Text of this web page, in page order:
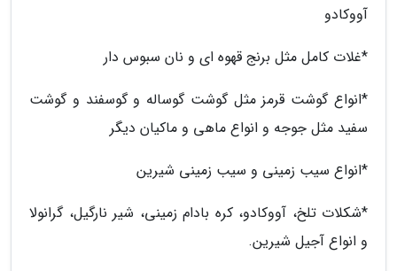
آووکادو
*غلات کامل مثل برنج قهوه ای و نان سبوس دار
*انواع گوشت قرمز مثل گوشت گوساله و گوسفند و گوشت
سفید مثل جوجه و انواع ماهی و ماکیان دیگر
*انواع سیب زمینی و سیب زمینی شیرین
*شکلات تلخ، آووکادو، کره بادام زمینی، شیر نارگیل، گرانولا
و انواع آجیل شیرین.